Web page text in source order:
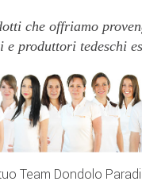
che offriamo
e produttori tedeschi
Team Dondolo